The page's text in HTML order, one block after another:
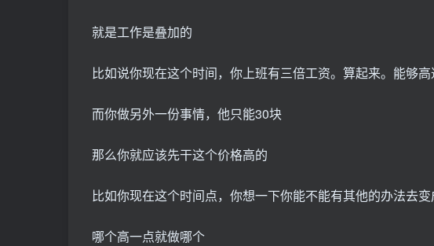
就是工作是叠加的
比如说你现在这个时间，你上班有三倍工资。算起来。能够高
而你做另外一份事情，他只能30块
那么你就应该先干这个价格高的
比如你现在这个时间点，你想一下你能不能有其他的办法去
哪个高一点就做哪个